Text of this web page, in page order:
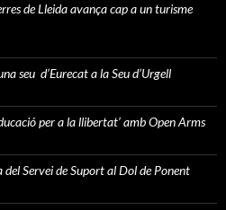
de Lleida avança cap a un turisme
seu d’Eurecat a la Seu d’Urgell
per a la llibertat’ amb Open Arms
Servei de Suport al Dol de Ponent